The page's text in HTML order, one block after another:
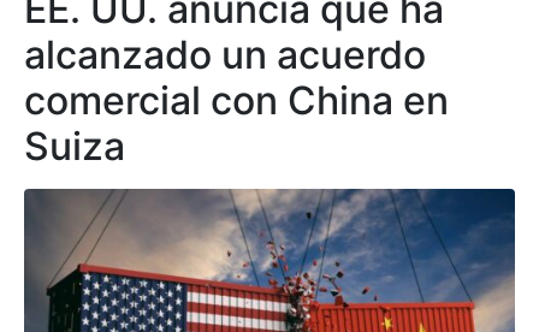
alcanzado un acuerdo
comercial con China en
Suiza